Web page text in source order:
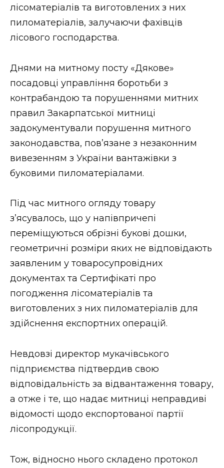
ФОТО
лісоматеріалів та виготовлених з них
пиломатеріалів, залучаючи фахівців
лісового господарства.
Днями на митному посту «Дякове»
посадовці управління боротьби з
контрабандою та порушеннями митних
правил Закарпатської митниці
задокументували порушення митного
законодавства, пов’язане з незаконним
вивезенням з України вантажівки з
буковими пиломатеріалами.
Під час митного огляду товару
з’ясувалось, що у напівпричепі
переміщуються обрізні букові дошки,
геометричні розміри яких не відповідають
заявленим у товаросупровідних
документах та Сертифікаті про
погодження лісоматеріалів та
виготовлених з них пиломатеріалів для
здійснення експортних операцій.
Невдовзі директор мукачівського
підприємства підтвердив свою
відповідальність за відвантаження товару,
а отже і те, що надає митниці неправдиві
відомості щодо експортованої партії
лісопродукції.
Тож, відносно нього складено протокол